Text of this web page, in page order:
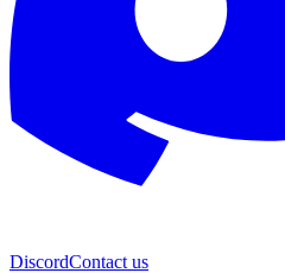
DiscordContact us